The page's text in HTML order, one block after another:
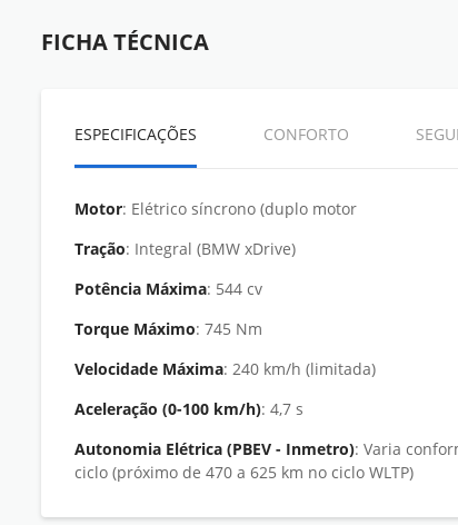
FICHA TÉCNICA
ESPECIFICAÇÕES CONFORTO
Motor : Elétrico síncrono (duplo motor
Tração : Integral (BMW xDrive)
Potência Máxima : 544 cv
Torque Máximo : 745 Nm
Velocidade Máxima : 240 km/h (limitada)
Aceleração (0-100 km/h) : 4,7 s
Autonomia Elétrica (PBEV - Inmetro): Varia conforme o
ciclo (próximo de 470 a 625 km no ciclo WLTP)